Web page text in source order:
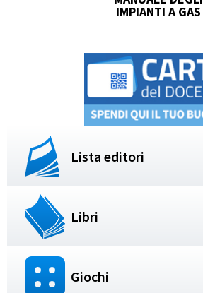
IMPIANTI A GAS
Lista editori
Libri
Giochi